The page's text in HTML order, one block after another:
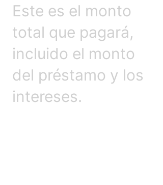
Este es el monto
total que pagará,
incluido el monto
del préstamo y los
intereses.